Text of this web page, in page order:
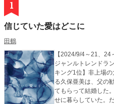
1
信じていた愛はどこに
田鶴
【2024/9/4～21、
ジャンルトレンドラ
キング1位】非上場
る久保亜美は、父の
てもらって結婚した
せに暮らしていた。